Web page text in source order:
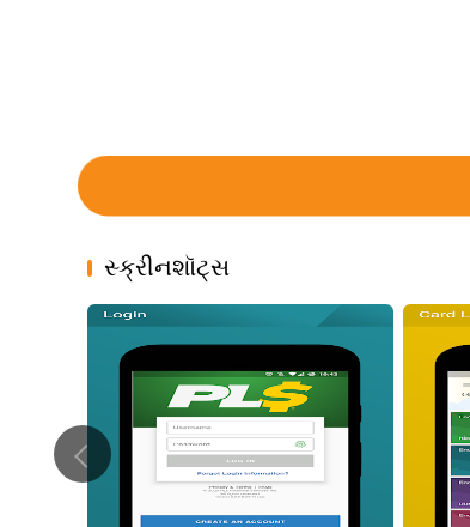
સ્ક્રીનશૉટ્સ